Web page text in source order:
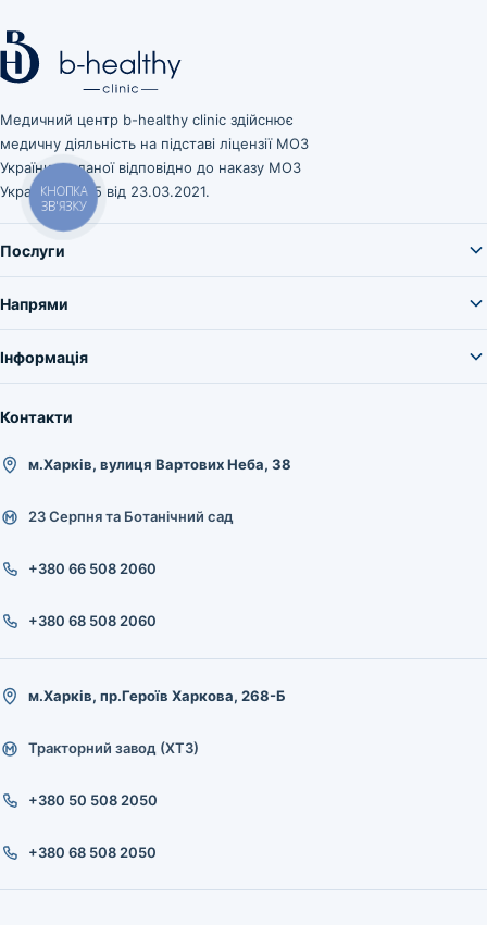
Медичний центр b-healthy clinic здійснює
медичну діяльність на підставі ліцензії МОЗ
України, виданої відповідно до наказу МОЗ
України № 545 від 23.03.2021.
Послуги
Напрями
Інформація
Контакти
м.Харків, вулиця Вартових Неба, 38
23 Серпня та Ботанічний сад
+380 66 508 2060
+380 68 508 2060
м.Харків, пр.Героїв Харкова, 268-Б
Тракторний завод (ХТЗ)
+380 50 508 2050
+380 68 508 2050
КНОПКА
ЗВ'ЯЗКУ